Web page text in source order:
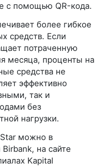
с помощью QR-кода.
более гибкое
средств. Если
потраченную
месяца, проценты на
средства не
эффективно
так и
без
нагрузки.
можно в
на сайте
Kapital